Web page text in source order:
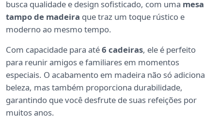
busca qualidade e design sofisticado, com uma mesa
tampo de madeira que traz um toque rústico e
moderno ao mesmo tempo.
Com capacidade para até6 cadeiras, ele é perfeito
para reunir amigos e familiares em momentos
especiais. O acabamento em madeira não só adiciona
beleza, mas também proporciona durabilidade,
garantindo que você desfrute de suas refeições por
muitos anos.